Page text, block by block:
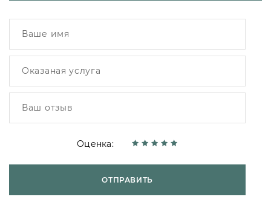
Оценка:
ОТПРАВИТЬ